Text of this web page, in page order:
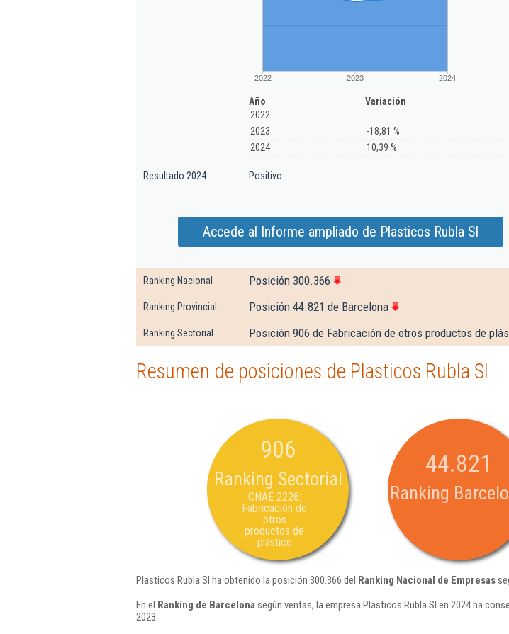
2022 2023 2024
Año
Variación
2022
2023
-18,81 %
2024
10,39 %
Resultado 2024 Positivo
Accede al Informe ampliado de Plasticos Rubla Sl
Ranking Nacional Posición 300.366
Ranking Provincial Posición 44.821 de Barcelona
Ranking Sectorial Posición 906 de Fabricación de otros productos de
Resumen de posiciones de Plasticos Rubla Sl
906
Ranking Sectorial
CNAE 2226:
Fabricación de
otros
productos de
plástico
44.821
Ranking
Plasticos Rubla Sl ha obtenido la posición 300.366 del Ranking Nacional de Empresas
En el Ranking de Barcelona según ventas, la empresa Plasticos Rubla Sl en 2024 ha
2023.